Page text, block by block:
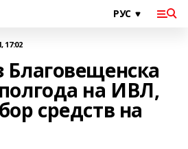
17:02
Благовещенска
на ИВЛ,
средств на